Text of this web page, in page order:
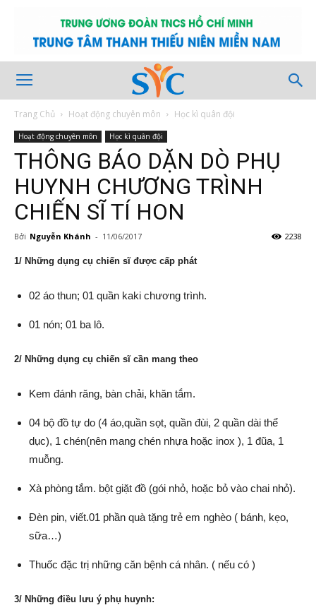
Trang Chủ Hoạt động chuyên môn Học kì quân đội
Hoạt động chuyên môn Học kì quân đội
THÔNG BÁO DẶN DÒ PHỤ
HUYNH CHƯƠNG TRÌNH
CHIẾN SĨ TÍ HON
Bởi Nguyễn Khánh - 11/06/2017 2238
1/ Những dụng cụ chiến sĩ được cấp phát
02 áo thun; 01 quần kaki chương trình.
01 nón; 01 ba lô.
2/ Những dụng cụ chiến sĩ cần mang theo
Kem đánh răng, bàn chải, khăn tắm.
04 bộ đồ tự do (4 áo,quần sọt, quần đùi, 2 quần dài thể
dục), 1 chén(nên mang chén nhựa hoặc inox ), 1 đũa, 1
muỗng.
Xà phòng tắm. bột giặt đồ (gói nhỏ, hoặc bỏ vào chai nhỏ).
Đèn pin, viết.01 phần quà tặng trẻ em nghèo ( bánh, kẹo,
sữa…)
Thuốc đặc trị những căn bệnh cá nhân. ( nếu có )
3/ Những điều lưu ý phụ huynh: